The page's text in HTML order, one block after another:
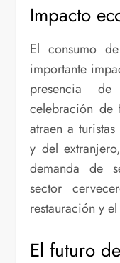
Impacto
El consumo de cerveza en Ronda tiene un
importante
presencia
celebración de
atraen a
y del
demanda de
sector
restauración y
El futuro